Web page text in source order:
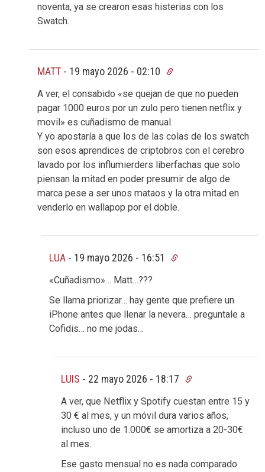
noventa, ya se crearon esas histerias con los
Swatch.
MATT - 19 mayo 2026 - 02:10
A ver, el consabido «se quejan de que no pueden
pagar 1000 euros por un zulo pero tienen netflix y
movil» es cuñadismo de manual.
Y yo apostaría a que los de las colas de los swatch
son esos aprendices de criptobros con el cerebro
lavado por los influmierders liberfachas que solo
piensan la mitad en poder presumir de algo de
marca pese a ser unos mataos y la otra mitad en
venderlo en wallapop por el doble.
LUA - 19 mayo 2026 - 16:51
«Cuñadismo»… Matt…???
Se llama priorizar… hay gente que prefiere un
iPhone antes que llenar la nevera… preguntale a
Cofidis… no me jodas…
LUIS - 22 mayo 2026 - 18:17
A ver, que Netflix y Spotify cuestan entre 15 y
30 € al mes, y un móvil dura varios años,
incluso uno de 1.000€ se amortiza a 20-30€
al mes.
Ese gasto mensual no es nada comparado